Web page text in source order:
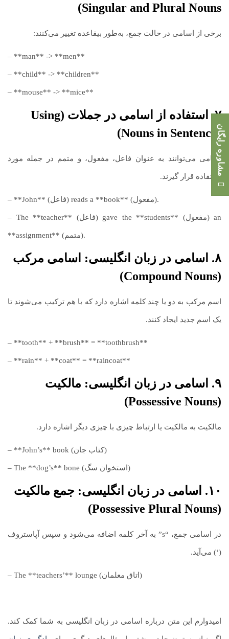
Singular and Plural Nouns)
برخی از اسامی در حالت جمع، به‌طور بیقاعده تغییر می‌کنند:
– **man** -> **men**
– **child** -> **children**
– **mouse** -> **mice**
۷. استفاده از اسامی در جملات (Using
Nouns in Sentences)
اسامی می‌توانند به عنوان فاعل، مفعول، و متمم در جمله مورد
استفاده قرار گیرند.
– **John** (فاعل) reads a **book** (مفعول).
– The **teacher** (فاعل) gave the **students** (مفعول) an
**assignment** (متمم).
۸. اسامی در زبان انگلیسی: اسامی مرکب
(Compound Nouns)
اسم مرکب به دو یا چند کلمه اشاره دارد که با هم ترکیب می‌شوند تا
یک اسم جدید ایجاد کنند.
– **tooth** + **brush** = **toothbrush**
– **rain** + **coat** = **raincoat**
۹. اسامی در زبان انگلیسی: مالکیت
(Possessive Nouns)
مالکیت به مالکیت یا ارتباط چیزی با چیزی دیگر اشاره دارد.
– **John’s** book (کتاب جان)
– The **dog’s** bone (استخوان سگ)
۱۰. اسامی در زبان انگلیسی: جمع مالکیت
(Possessive Plural Nouns)
در اسامی جمع، “s” به آخر کلمه اضافه می‌شود و سپس آپاستروف
(‘) می‌آید.
– The **teachers’** lounge (اتاق معلمان)
امیدوارم این متن درباره اسامی در زبان انگلیسی به شما کمک کند.
مشاوره رایگان